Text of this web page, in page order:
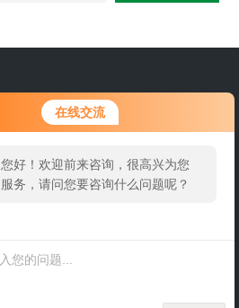
在线交流
您好！欢迎前来咨询，很高兴为您
服务，请问您要咨询什么问题呢？
020-87271885